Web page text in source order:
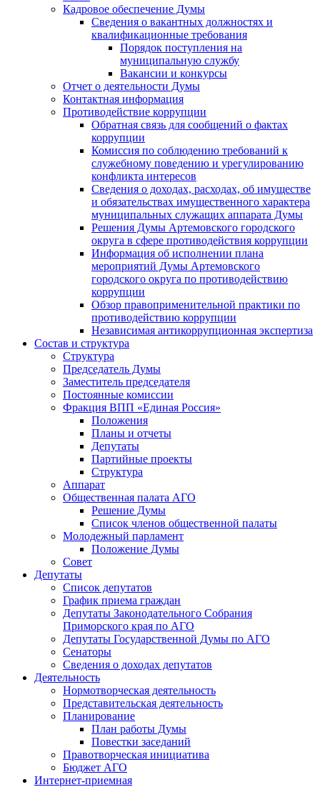
Кадровое обеспечение Думы
Сведения о вакантных должностях и
квалификационные требования
Порядок поступления на
муниципальную службу
Вакансии и конкурсы
Отчет о деятельности Думы
Контактная информация
Противодействие коррупции
Обратная связь для сообщений о фактах
коррупции
Комиссия по соблюдению требований к
служебному поведению и урегулированию
конфликта интересов
Сведения о доходах, расходах, об имуществе
и обязательствах имущественного характера
муниципальных служащих аппарата Думы
Решения Думы Артемовского городского
округа в сфере противодействия коррупции
Информация об исполнении плана
мероприятий Думы Артемовского
городского округа по противодействию
коррупции
Обзор правоприменительной практики по
противодействию коррупции
Независимая антикоррупционная экспертиза
Состав и структура
Структура
Председатель Думы
Заместитель председателя
Постоянные комиссии
Фракция ВПП «Единая Россия»
Положения
Планы и отчеты
Депутаты
Партийные проекты
Структура
Аппарат
Общественная палата АГО
Решение Думы
Список членов общественной палаты
Молодежный парламент
Положение Думы
Совет
Депутаты
Список депутатов
График приема граждан
Депутаты Законодательного Собрания
Приморского края по АГО
Депутаты Государственной Думы по АГО
Сенаторы
Сведения о доходах депутатов
Деятельность
Нормотворческая деятельность
Представительская деятельность
Планирование
План работы Думы
Повестки заседаний
Правотворческая инициатива
Бюджет АГО
Интернет-приемная